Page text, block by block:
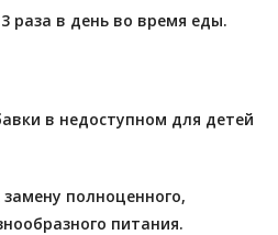
раза в день во время еды.
в недоступном для детей
полноценного,
питания.